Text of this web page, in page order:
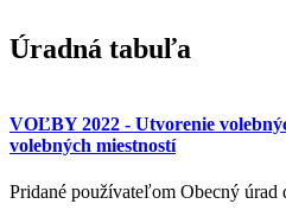
Úradná tabuľa
VOĽBY 2022 - Utvorenie
volebných miestností
Pridané používateľom Obecný úrad